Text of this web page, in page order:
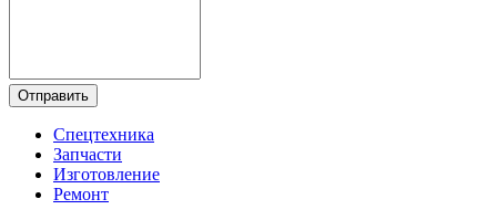
Отправить
Спецтехника
Запчасти
Изготовление
Ремонт